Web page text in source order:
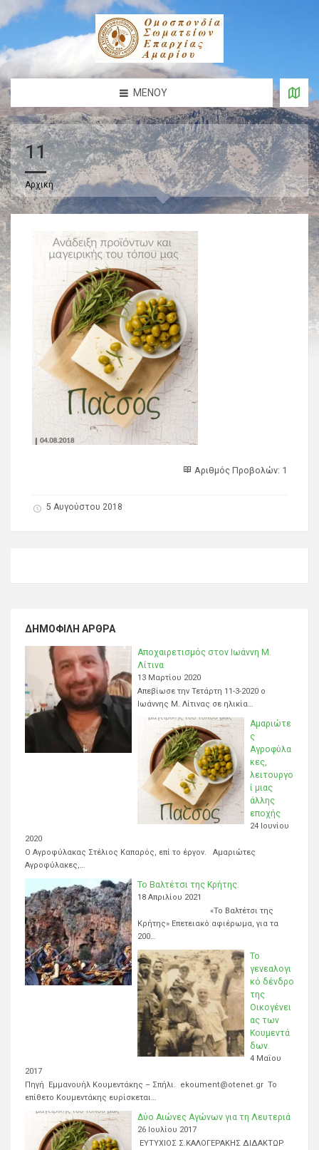
ΜΕΝΟΎ
11
Αρχική
Αριθμός Προβολών: 1
5 Αυγούστου 2018
ΔΗΜΟΦΙΛΉ ΆΡΘΡΑ
Αποχαιρετισμός στον Ιωάννη Μ.
Λίτινα
13 Μαρτίου 2020
Απεβίωσε την Τετάρτη 11-3-2020 ο
Ιωάννης Μ. Λίτινας σε ηλικία…
Αμαριώτε
ς
Αγροφύλα
κες,
λειτουργο
ί μιας
άλλης
εποχής
24 Ιουνίου
2020
Ο Αγροφύλακας Στέλιος Καπαρός, επί το έργον. Αμαριώτες
Αγροφύλακες,…
Το Βαλτέτσι της Κρήτης.
18 Απριλίου 2021
«Το Βαλτέτσι της
Κρήτης» Επετειακό αφιέρωμα, για τα
200…
Το
γενεαλογι
κό δένδρο
της
Οικογένει
ας των
Κουμεντά
δων.
4 Μαΐου
2017
Πηγή Εμμανουήλ Κουμεντάκης – Σπήλι. ekoument@otenet.gr Το
επίθετο Κουμεντάκης ευρίσκεται…
Δύο Αιώνες Αγώνων για τη Λευτεριά
26 Ιουλίου 2017
ΕΥΤΥΧΙΟΣ Σ.ΚΑΛΟΓΕΡΑΚΗΣ ΔΙΔΑΚΤΩΡ